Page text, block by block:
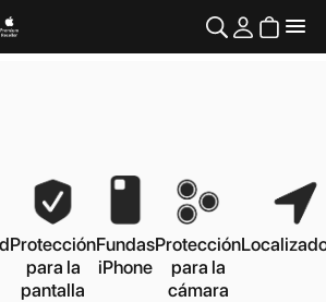
Protección
para la
pantalla
Fundas
iPhone
Protección
para la
cámara